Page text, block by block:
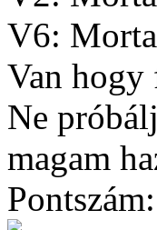
V6:
Van hogy
Ne
magam
Pontszám: